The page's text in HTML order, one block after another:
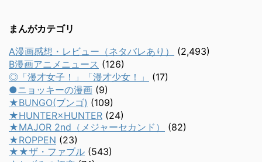
まんがカテゴリ
A漫画感想・レビュー（ネタバレあり）
(2,493)
B漫画アニメニュース (126)
◎「漫才女子！」「漫才少女！」
(17)
●ニョッキーの漫画 (9)
★BUNGO(ブンゴ) (109)
★HUNTER×HUNTER (24)
★MAJOR 2nd（メジャーセカンド）
(82)
★ROPPEN (23)
★★ザ・ファブル (543)